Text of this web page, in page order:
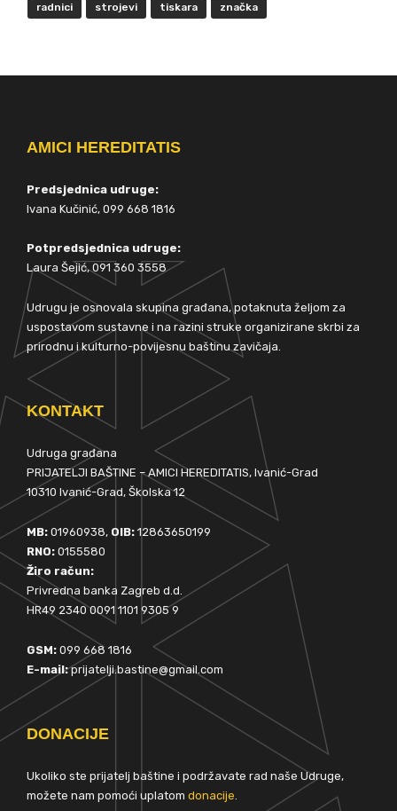
radnici strojevi tiskara značka
AMICI HEREDITATIS
Predsjednica udruge:
Ivana Kučinić, 099 668 1816
Potpredsjednica udruge:
Laura Šejić, 091 360 3558
Udrugu je osnovala skupina građana, potaknuta željom za
uspostavom sustavne i na razini struke organizirane skrbi za
prirodnu i kulturno-povijesnu baštinu zavičaja.
KONTAKT
Udruga građana
PRIJATELJI BAŠTINE – AMICI HEREDITATIS, Ivanić-Grad
10310 Ivanić-Grad, Školska 12
MB: 01960938, OIB: 12863650199
RNO: 0155580
Žiro račun:
Privredna banka Zagreb d.d.
HR49 2340 0091 1101 9305 9
GSM: 099 668 1816
E-mail:prijatelji.bastine@gmail.com
DONACIJE
Ukoliko ste prijatelj baštine i podržavate rad naše Udruge,
možete nam pomoći uplatom donacije